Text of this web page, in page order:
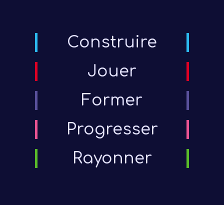
Construire
Jouer
Former
Progresser
Rayonner